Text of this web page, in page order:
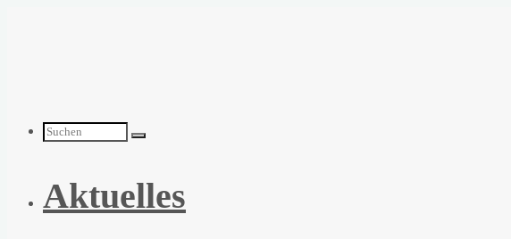
Suchen
nach:
Aktuelles